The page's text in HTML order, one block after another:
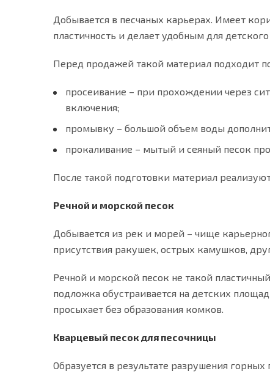
Добывается в песчаных карьерах. Имеет
пластичность и делает удобным для
Перед продажей такой материал подходит
просеивание – при прохождении через
включения;
промывку – большой объем воды
прокаливание – мытый и сеяный песок
После такой подготовки материал
Речной и морской песок
Добывается из рек и морей – чище
присутствия ракушек, острых камушков,
Речной и морской песок не такой
подложка обустраивается на детских
просыхает без образования комков.
Кварцевый песок для песочницы
Образуется в результате разрушения